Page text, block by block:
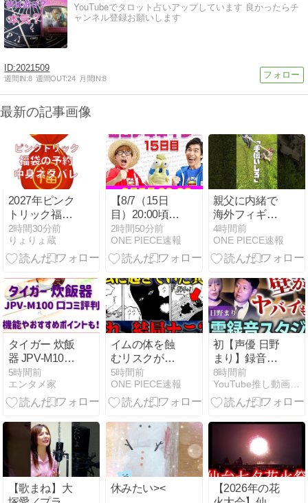
YouTubeでタロット占いアップしています 良かったらチ
ャンネル登録お願いします
2021509
週間IN:8 週間OUT:24 月間IN:8
最新の記事画像
2027年ピンク
トリック福袋
の中身ネタバ
レは？予約開
始日や購入方
も！
2時間30分前
りょりょ蔵
【8/7（15日
目）20:00頃】
毎日アキネイ
ター！【仲間
がいるよ
2時間50分前
ONE PIECE速報
親父に内緒で
海外フィギュ
ア買ってみ
た！ #フィギ
ュア #ワンピ
ア #ワンピー
ス
4時間前
ONE PIECE速報
タイガー 炊飯
器 JPV-M100
の口コミ評判
は？レビュー
も調査！
5時間前
エンタメ家
イムの体を蝕
むリスクがヤ
バい…【ワン
ピース】
5時間前
ONE PIECE速報
初【声優 日野
まり】録音ス
タジオの最恐
心霊話”連れて
行かれた男の
のお怪談巡
8時間前
YouTube推し動画チャンネル
【歌まね】大
休みたい><
【2026年の花